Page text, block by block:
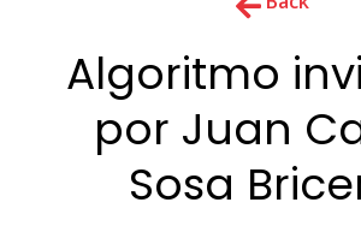
Algoritmo
por Juan
Sosa